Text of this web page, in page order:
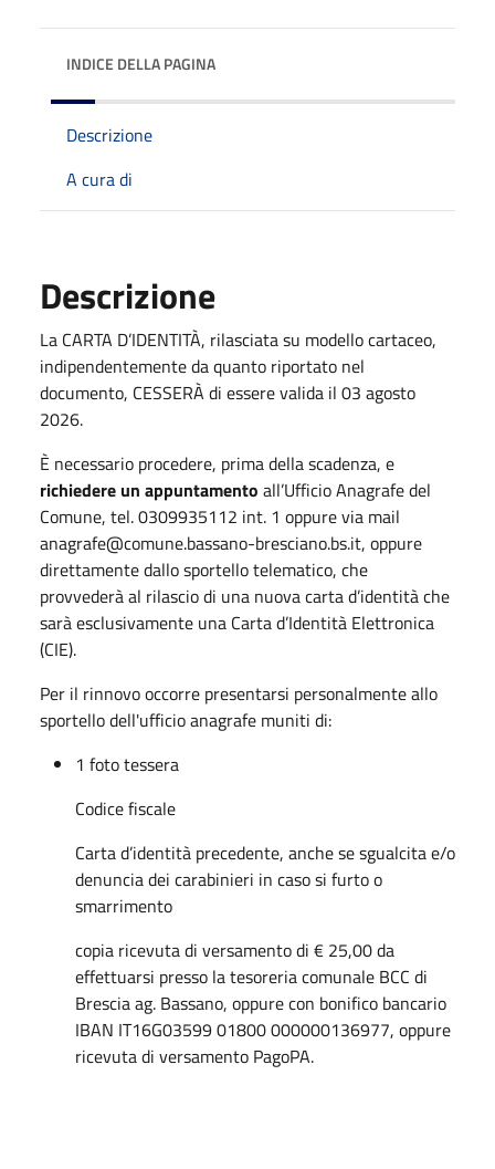
INDICE DELLA PAGINA
Descrizione
A cura di
Descrizione
La CARTA D’IDENTITÀ, rilasciata su modello cartaceo,
indipendentemente da quanto riportato nel
documento, CESSERÀ di essere valida il 03 agosto
2026.
È necessario procedere, prima della scadenza, e
richiedere un appuntamento all’Ufficio Anagrafe del
Comune, tel. 0309935112 int. 1 oppure via mail
anagrafe@comune.bassano-bresciano.bs.it, oppure
direttamente dallo sportello telematico, che
provvederà al rilascio di una nuova carta d’identità che
sarà esclusivamente una Carta d’Identità Elettronica
(CIE).
Per il rinnovo occorre presentarsi personalmente allo
sportello dell'ufficio anagrafe muniti di:
1 foto tessera
Codice fiscale
Carta d’identità precedente, anche se sgualcita e/o
denuncia dei carabinieri in caso si furto o
smarrimento
copia ricevuta di versamento di € 25,00 da
effettuarsi presso la tesoreria comunale BCC di
Brescia ag. Bassano, oppure con bonifico bancario
IBAN IT16G03599 01800 000000136977, oppure
ricevuta di versamento PagoPA.